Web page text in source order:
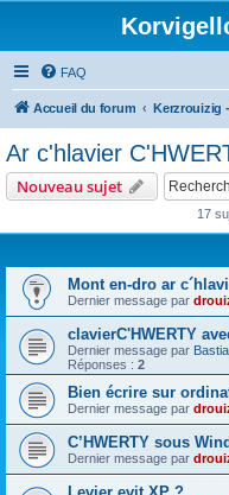
FAQ
Accueil du forum
Ar c'hlavier
Nouveau sujet
17
Mont en-dro ar
Dernier message par
clavierC'HWERTY
Dernier message par
Réponses : 2
Bien écrire sur
Dernier message par
C’HWERTY sous
Dernier message par